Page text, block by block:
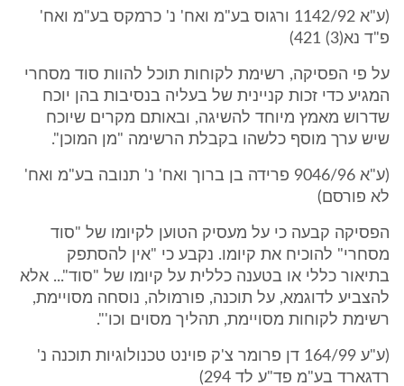
(ע"א 1142/92 ורגוס בע"מ ואח' נ' כרמקס בע"מ ואח'
פ"ד נא(3) 421)
על פי הפסיקה, רשימת לקוחות תוכל להוות סוד מסחרי
המגיע כדי זכות קניינית של בעליה בנסיבות בהן יוכח
שדרוש מאמץ מיוחד להשיגה, ובאותם מקרים שיוכח
שיש ערך מוסף כלשהו בקבלת הרשימה "מן המוכן".
(ע"א 9046/96 פרידה בן ברוך ואח' נ' תנובה בע"מ ואח'
לא פורסם)
הפסיקה קבעה כי על מעסיק הטוען לקיומו של "סוד
מסחרי" להוכיח את קיומו. נקבע כי "אין להסתפק
בתיאור כללי או בטענה כללית על קיומו של "סוד"... אלא
להצביע לדוגמא, על תוכנה, פורמולה, נוסחה מסויימת,
רשימת לקוחות מסויימת, תהליך מסוים וכו'".
(ע"ע 164/99 דן פרומר צ'ק פוינט טכנולוגיות תוכנה נ'
רדגארד בע"מ פד"ע לד 294)